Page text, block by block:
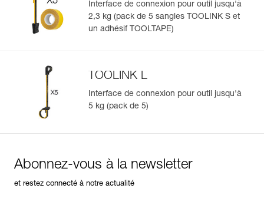
Interface de connexion pour outil jusqu'à
2,3 kg (pack de 5 sangles TOOLINK S et
un adhésif TOOLTAPE)
TOOLINK L
Interface de connexion pour outil jusqu'à
5 kg (pack de 5)
Abonnez-vous à la newsletter
et restez connecté à notre actualité